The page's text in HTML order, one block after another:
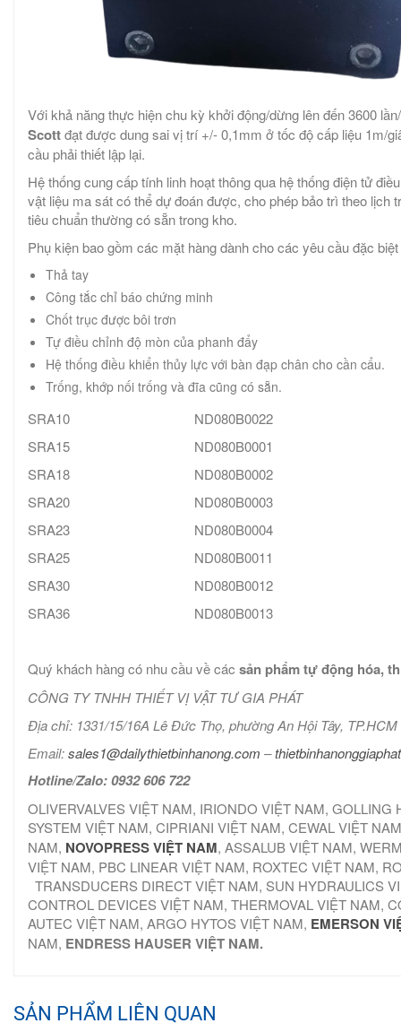
Với khả năng thực hiện chu kỳ khởi động/dừng lên đến 3600
Scottđạt được dung sai vị trí +/- 0,1mm ở tốc độ cấp liệu 1m/
cầu phải thiết lập lại.
Hệ thống cung cấp tính linh hoạt thông qua hệ thống điện tử
vật liệu ma sát có thể dự đoán được, cho phép bảo trì theo lịch
tiêu chuẩn thường có sẵn trong kho.
Phụ kiện bao gồm các mặt hàng dành cho các yêu cầu đặc
Thả tay
Công tắc chỉ báo chứng minh
Chốt trục được bôi trơn
Tự điều chỉnh độ mòn của phanh đẩy
Hệ thống điều khiển thủy lực với bàn đạp chân cho cần cẩu.
Trống, khớp nối trống và đĩa cũng có sẵn.
SRA10
ND080B0022
SRA15
ND080B0001
SRA18
ND080B0002
SRA20
ND080B0003
SRA23
ND080B0004
SRA25
ND080B0011
SRA30
ND080B0012
SRA36
ND080B0013
Quý khách hàng có nhu cầu về các sản phẩm tự động hóa,
CÔNG TY TNHH THIẾT VỊ VẬT TƯ GIA PHÁT
Địa chỉ: 1331/15/16A Lê Đức Thọ, phường An Hội Tây, TP.HCM
Email:sales1@dailythietbinhanong.com –
Hotline/Zalo: 0932 606 722
OLIVERVALVES VIỆT NAM, IRIONDO VIỆT NAM,
SYSTEM VIỆT NAM, CIPRIANI VIỆT NAM, CEWAL VIỆT
NAM, NOVOPRESS VIỆT NAM, ASSALUB VIỆT NAM,
VIỆT NAM, PBC LINEAR VIỆT NAM, ROXTEC VIỆT NAM,
TRANSDUCERS DIRECT VIỆT NAM, SUN HYDRAULICS
CONTROL DEVICES VIỆT NAM, THERMOVAL VIỆT NAM,
AUTEC VIỆT NAM, ARGO HYTOS VIỆT NAM, EMERSON
NAM, ENDRESS HAUSER VIỆT NAM.
SẢN PHẨM LIÊN QUAN